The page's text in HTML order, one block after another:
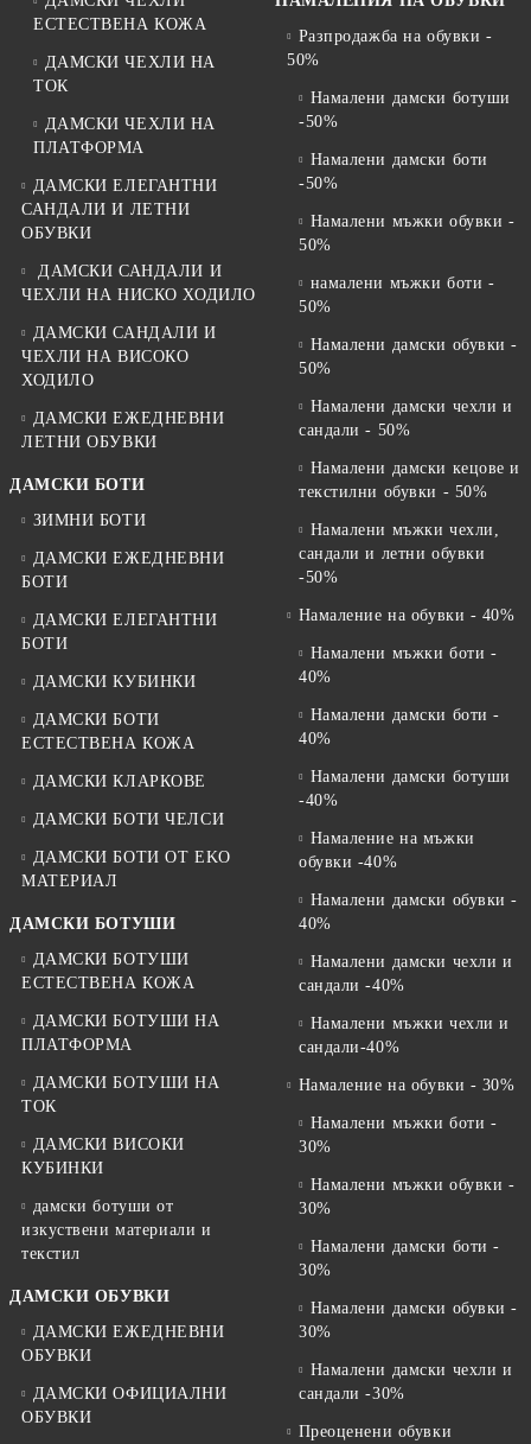
ЕСТЕСТВЕНА КОЖА
ДАМСКИ ЧЕХЛИ НА
ТОК
ДАМСКИ ЧЕХЛИ НА
ПЛАТФОРМА
ДАМСКИ ЕЛЕГАНТНИ
САНДАЛИ И ЛЕТНИ
ОБУВКИ
ДАМСКИ САНДАЛИ И
ЧЕХЛИ НА НИСКО ХОДИЛО
ДАМСКИ САНДАЛИ И
ЧЕХЛИ НА ВИСОКО
ХОДИЛО
ДАМСКИ ЕЖЕДНЕВНИ
ЛЕТНИ ОБУВКИ
ДАМСКИ БОТИ
ЗИМНИ БОТИ
ДАМСКИ ЕЖЕДНЕВНИ
БОТИ
ДАМСКИ ЕЛЕГАНТНИ
БОТИ
ДАМСКИ КУБИНКИ
ДАМСКИ БОТИ
ЕСТЕСТВЕНА КОЖА
ДАМСКИ КЛАРКОВЕ
ДАМСКИ БОТИ ЧЕЛСИ
ДАМСКИ БОТИ ОТ EKO
МАТЕРИАЛ
ДАМСКИ БОТУШИ
ДАМСКИ БОТУШИ
ЕСТЕСТВЕНА КОЖА
ДАМСКИ БОТУШИ НА
ПЛАТФОРМА
ДАМСКИ БОТУШИ НА
ТОК
ДАМСКИ ВИСОКИ
КУБИНКИ
дамски ботуши от
изкуствени материали и
текстил
ДАМСКИ ОБУВКИ
ДАМСКИ ЕЖЕДНЕВНИ
ОБУВКИ
ДАМСКИ ОФИЦИАЛНИ
ОБУВКИ
Разпродажба на обувки -
50%
Намалени дамски ботуши
-50%
Намалени дамски боти
-50%
Намалени мъжки обувки -
50%
намалени мъжки боти -
50%
Намалени дамски обувки -
50%
Намалени дамски чехли и
сандали - 50%
Намалени дамски кецове и
текстилни обувки - 50%
Намалени мъжки чехли,
сандали и летни обувки
-50%
Намаление на обувки - 40%
Намалени мъжки боти -
40%
Намалени дамски боти -
40%
Намалени дамски ботуши
-40%
Намаление на мъжки
обувки -40%
Намалени дамски обувки -
40%
Намалени дамски чехли и
сандали -40%
Намалени мъжки чехли и
сандали-40%
Намаление на обувки - 30%
Намалени мъжки боти -
30%
Намалени мъжки обувки -
30%
Намалени дамски боти -
30%
Намалени дамски обувки -
30%
Намалени дамски чехли и
сандали -30%
Преоценени обувки